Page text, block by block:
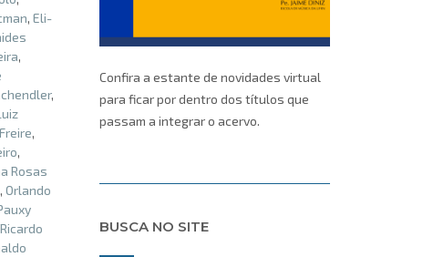
, Eli-
,
,
,
,
Rosas
, Orlando
Ricardo
Confira a estante de novidades virtual
para ficar por dentro dos títulos que
passam a integrar o acervo.
BUSCA NO SITE